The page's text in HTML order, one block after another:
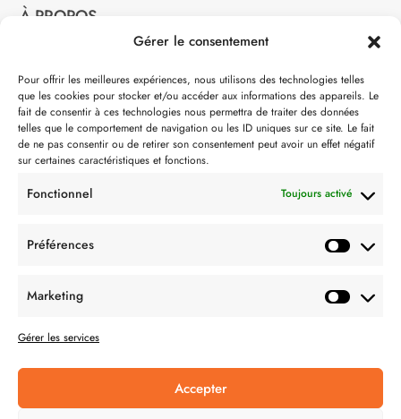
Gérer le consentement
Pour offrir les meilleures expériences, nous utilisons des technologies telles
que les cookies pour stocker et/ou accéder aux informations des appareils. Le
fait de consentir à ces technologies nous permettra de traiter des données
telles que le comportement de navigation ou les ID uniques sur ce site. Le fait
de ne pas consentir ou de retirer son consentement peut avoir un effet négatif
sur certaines caractéristiques et fonctions.
Fonctionnel Toujours activé
Préférences
Marketing
Gérer les services
Accepter
À PROPOS
Notre philosophie
Contact
Partenaire de:
CONDITION GÉNÉRALES DE VENTES